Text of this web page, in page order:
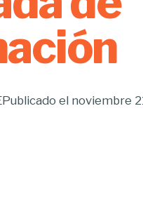
Publicado el noviembre